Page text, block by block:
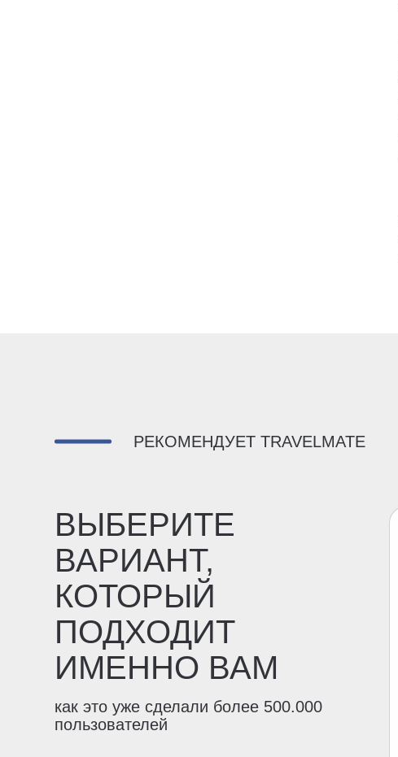
РЕКОМЕНДУЕТ TRAVELMATE
ВЫБЕРИТЕ
ВАРИАНТ,
КОТОРЫЙ
ПОДХОДИТ
ИМЕННО ВАМ
как это уже сделали более 500.000
пользователей